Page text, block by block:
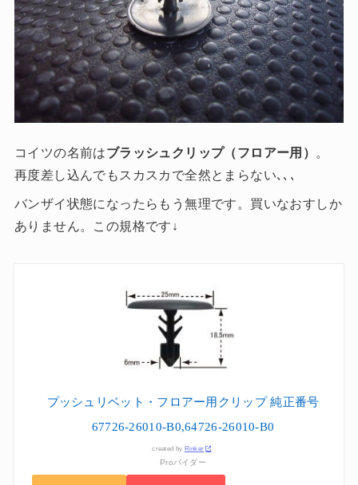
コイツの名前はブラッシュクリップ（フロアー用）
。
再度差し込んでもスカスカで全然とまらない､､､
バンザイ状態になったらもう無理です。買いなおすしか
ありません。この規格です↓
プッシュリベット・フロアー用クリップ 純正番号
67726-26010-B0,64726-26010-B0
created by Rinker
Proバイダー